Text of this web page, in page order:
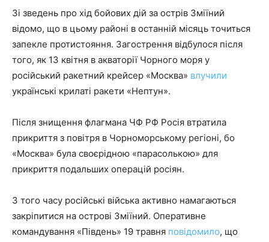
Зі зведень про хід бойових дій за острів Зміїний
відомо, що в цьому районі в останній місяць точиться
запекле протистояння. Загострення відбулося після
того, як 13 квітня в акваторії Чорного моря у
російський ракетний крейсер «Москва» влучили
українські крилаті ракети «Нептун».
Після знищення флагмана ЧФ РФ Росія втратила
прикриття з повітря в Чорноморському регіоні, бо
«Москва» була своєрідною «парасолькою» для
прикриття подальших операцій росіян.
З того часу російські війська активно намагаються
закріпитися на острові Зміїний. Оперативне
командування «Південь» 19 травня повідомило, що